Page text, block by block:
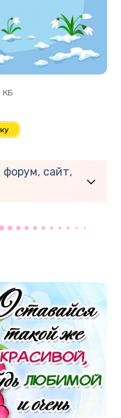
КБ
форум, сайт,